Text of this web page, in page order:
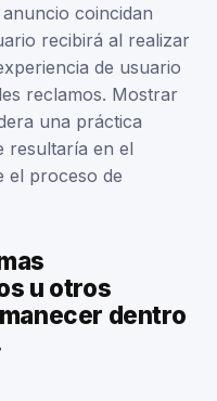
coincidan
recibirá al realizar
de usuario
reclamos. Mostrar
una práctica
resultaría en el
el proceso de
u otros
dentro